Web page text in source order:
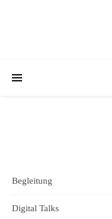
Begleitung
Digital Talks